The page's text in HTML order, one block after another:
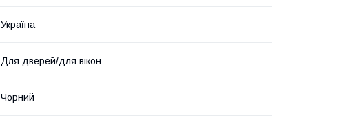
Україна
Для дверей/для вікон
Чорний